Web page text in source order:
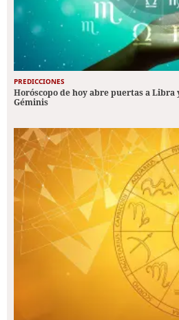
PREDICCIONES
Horóscopo de hoy abre puertas a Libra
Géminis